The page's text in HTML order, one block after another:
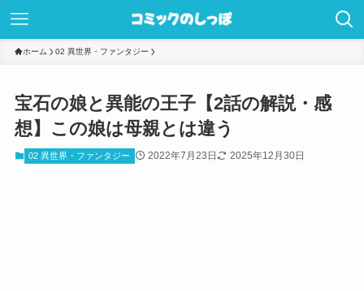
ホーム 02 異世界・ファンタジー
宝石の娘と異能の王子【2話の解説・感
想】この娘は母親とは違う
02 異世界・ファンタジー 2022年7月23日 2025年12月30日